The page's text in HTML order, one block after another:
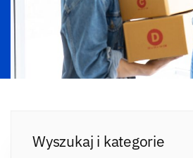
Wyszukaj i kategorie